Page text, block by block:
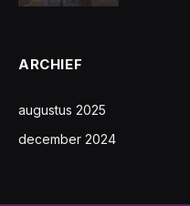
ARCHIEF
augustus 2025
december 2024